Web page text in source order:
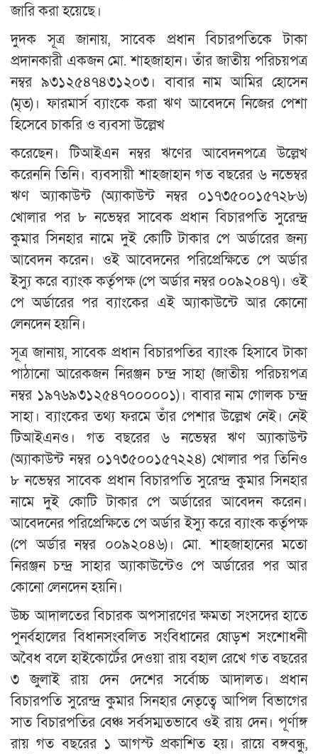
জারি করা হয়েছে।
দুদক সূত্র জানায়, সাবেক প্রধান বিচারপতিকে টাকা
প্রদানকারী একজন মো. শাহজাহান। তাঁর জাতীয় পরিচয়পত্র
নম্বর ৯৩১২৫৪৭৪৩১২০৩। বাবার নাম আমির হোসেন
(মৃত)। ফারমার্স ব্যাংকে করা ঋণ আবেদনে নিজের পেশা
হিসেবে চাকরি ও ব্যবসা উল্লেখ
করেছেন। টিআইএন নম্বর ঋণের আবেদনপত্রে উল্লেখ
করেননি তিনি। ব্যবসায়ী শাহজাহান গত বছরের ৬ নভেম্বর
ঋণ অ্যাকাউন্ট (অ্যাকাউন্ট নম্বর ০১৭৩৫০০১৫৭২৮৬)
খোলার পর ৮ নভেম্বর সাবেক প্রধান বিচারপতি সুরেন্দ্র
কুমার সিনহার নামে দুই কোটি টাকার পে অর্ডারের জন্য
আবেদন করেন। ওই আবেদনের পরিপ্রেক্ষিতে পে অর্ডার
ইস্যু করে ব্যাংক কর্তৃপক্ষ (পে অর্ডার নম্বর ০০৯২০৪৭)। ওই
পে অর্ডারের পর ব্যাংকের এই অ্যাকাউন্টে আর কোনো
লেনদেন হয়নি।
সূত্র জানায়, সাবেক প্রধান বিচারপতির ব্যাংক হিসাবে টাকা
পাঠানো আরেকজন নিরঞ্জন চন্দ্র সাহা (জাতীয় পরিচয়পত্র
নম্বর ১৯৭৬৯৩১২৫৪৭০০০০০১)। বাবার নাম গোলক চন্দ্র
সাহা। ব্যাংকের তথ্য ফরমে তাঁর পেশার উল্লেখ নেই। নেই
টিআইএনও। গত বছরের ৬ নভেম্বর ঋণ অ্যাকাউন্ট
(অ্যাকাউন্ট নম্বর ০১৭৩৫০০১৫৭২২৪) খোলার পর তিনিও
৮ নভেম্বর সাবেক প্রধান বিচারপতি সুরেন্দ্র কুমার সিনহার
নামে দুই কোটি টাকার পে অর্ডারের আবেদন করেন।
আবেদনের পরিপ্রেক্ষিতে পে অর্ডার ইস্যু করে ব্যাংক কর্তৃপক্ষ
(পে অর্ডার নম্বর ০০৯২০৪৬)। মো. শাহজাহানের মতো
নিরঞ্জন চন্দ্র সাহার অ্যাকাউন্টেও পে অর্ডারের পর আর
কোনো লেনদেন হয়নি।
উচ্চ আদালতের বিচারক অপসারণের ক্ষমতা সংসদের হাতে
পুনর্বহালের বিধানসংবলিত সংবিধানের ষোড়শ সংশোধনী
অবৈধ বলে হাইকোর্টের দেওয়া রায় বহাল রেখে গত বছরের
৩ জুলাই রায় দেন দেশের সর্বোচ্চ আদালত। প্রধান
বিচারপতি সুরেন্দ্র কুমার সিনহার নেতৃত্বে আপিল বিভাগের
সাত বিচারপতির বেঞ্চ সর্বসম্মতভাবে ওই রায় দেন। পূর্ণাঙ্গ
রায় গত বছরের ১ আগস্ট প্রকাশিত হয়। রায়ে বঙ্গবন্ধু,